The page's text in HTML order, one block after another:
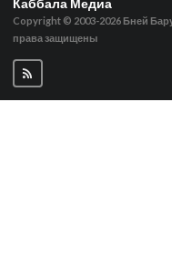
Каббала Медиа
Copyright © 2003-2026 Бней
права защищены